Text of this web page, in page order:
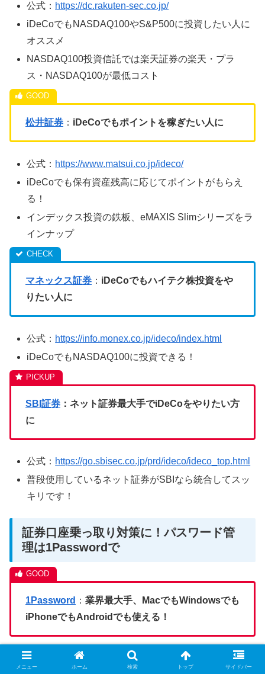
公式： https://dc.rakuten-sec.co.jp/
iDeCoでもNASDAQ100やS&P500に投資したい人に
オススメ
NASDAQ100投資信託では楽天証券の楽天・プラ
ス・NASDAQ100が最低コスト
松井証券 ： iDeCoでもポイントを稼ぎたい人に
公式： https://www.matsui.co.jp/ideco/
iDeCoでも保有資産残高に応じてポイントがもらえ
る！
インデックス投資の鉄板、eMAXIS Slimシリーズをラ
インナップ
マネックス証券 ： iDeCoでもハイテク株投資をや
りたい人に
公式： https://info.monex.co.jp/ideco/index.html
iDeCoでもNASDAQ100に投資できる！
SBI証券 ：ネット証券最大手でiDeCoをやりたい方
に
公式： https://go.sbisec.co.jp/prd/ideco/ideco_top.html
普段使用しているネット証券がSBIなら統合してスッ
キリです！
証券口座乗っ取り対策に！パスワード管
理は1Passwordで
1Password ： 業界最大手、MacでもWindowsでも
iPhoneでもAndroidでも使える！
公式：
https://1password.com/jp
メニュー ホーム 検索 トップ サイドバー